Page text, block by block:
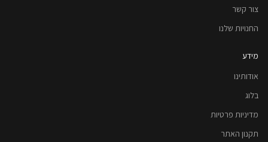
צור קשר
החנויות שלנו
מידע
אודותינו
בלוג
מדיניות פרטיות
תקנון האתר